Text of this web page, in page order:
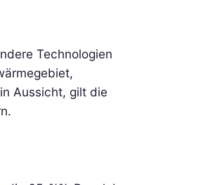
Technologien
Aussicht, gilt die